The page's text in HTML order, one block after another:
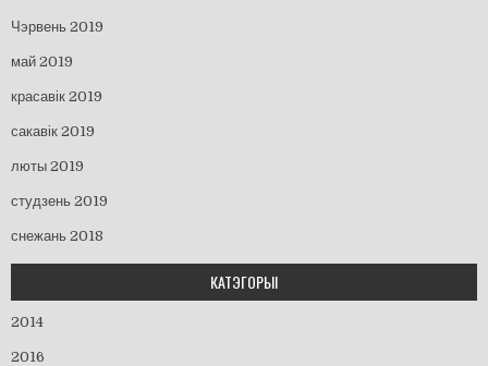
Чэрвень 2019
май 2019
красавік 2019
сакавік 2019
люты 2019
студзень 2019
снежань 2018
КАТЭГОРЫІ
2014
2016